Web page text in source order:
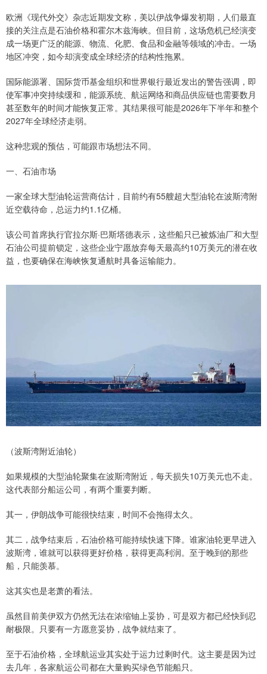
欧洲《现代外交》杂志近期发文称，美以伊战争爆发初期，人们最直
接的关注点是石油价格和霍尔木兹海峡。但目前，这场危机已经演变
成一场更广泛的能源、物流、化肥、食品和金融等领域的冲击。一场
地区冲突，如今却演变成全球经济的结构性拖累。
国际能源署、国际货币基金组织和世界银行最近发出的警告强调，即
使军事冲突持续缓和，能源系统、航运网络和商品供应链也需要数月
甚至数年的时间才能恢复正常。其结果很可能是2026年下半年和整个
2027年全球经济走弱。
这种悲观的预估，可能跟市场想法不同。
一、石油市场
一家全球大型油轮运营商估计，目前约有55艘超大型油轮在波斯湾附
近空载待命，总运力约1.1亿桶。
该公司首席执行官拉尔斯·巴斯塔德表示，这些船只已被炼油厂和大型
石油公司提前锁定，这些企业宁愿放弃每天最高约10万美元的潜在收
益，也要确保在海峡恢复通航时具备运输能力。
（波斯湾附近油轮）
如果规模的大型油轮聚集在波斯湾附近，每天损失10万美元也不走。
这代表部分船运公司，有两个重要判断。
其一，伊朗战争可能很快结束，时间不会拖得太久。
其二，战争结束后，石油价格可能持续快速下降。谁家油轮更早进入
波斯湾，谁就可以获得更好价格，获得更高利润。至于晚到的那些
船，只能羡慕。
这其实也是老萧的看法。
虽然目前美伊双方仍然无法在浓缩铀上妥协，可是双方都已经快到忍
耐极限。只要有一方愿意妥协，战争就结束了。
至于石油价格，全球航运业其实处于运力过剩时代。这主要是因为过
去几年，各家航运公司都在大量购买绿色节能船只。